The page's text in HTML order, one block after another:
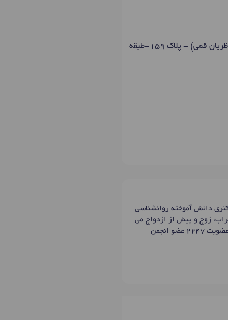
گیشا - اتوبان جلال آل احمد(شرق به غرب)- بعد از زیر گذر گیشا - نرسیده به آتش نشانی (جنب ناظریان قمی) - پلاک 159-طبقه
دانش آموخته روانشناسی
زوج و پیش از ازدواج می
باشند . ایشان در حیطه های نوروتراپی مثل نقشه مغزی و متدهای درمانی فعالیت دارند. همچنین ایشان با کدعضویت ۲۲۴۷ عضو انجمن